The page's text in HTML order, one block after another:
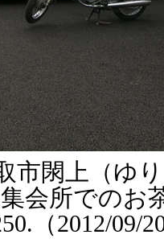
市閖上（ゆ
会所でのお
（2012/09/